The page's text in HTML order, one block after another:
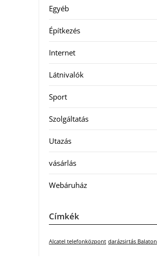
Egyéb
Építkezés
Internet
Látnivalók
Sport
Szolgáltatás
Utazás
vásárlás
Webáruház
Címkék
Alcatel telefonközpont darázsirtás Balaton